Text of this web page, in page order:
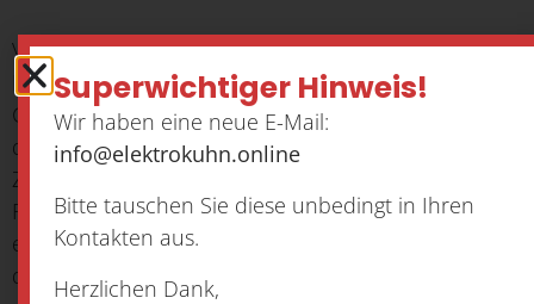
Verpflichtungen zur Entfernung oder Sperrung der
Nutzung von Informationen nach den allgemeinen
Gesetzen bleiben hiervon unberührt. Eine
diesbezügliche Haftung ist jedoch erst ab dem
Zeitpunkt der Kenntnis einer konkreten
Rechtsverletzung möglich. Bei Bekanntwerden von
entsprechenden Rechtsverletzungen werden wir
diese Inhalte umgehend entfernen.
Superwichtiger Hinweis!
Wir haben eine neue E-Mail:
info@elektrokuhn.online
Bitte tauschen Sie diese unbedingt in Ihren
Kontakten aus.
Herzlichen Dank,